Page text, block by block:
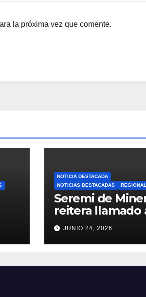
la próxima vez que comente.
NOTICIA DESTACADA
NOTICIAS DESTACADAS
Seremi de
reitera llamado
pequeña minería
para
PAMMA Equipa
JUNIO 24, 2026